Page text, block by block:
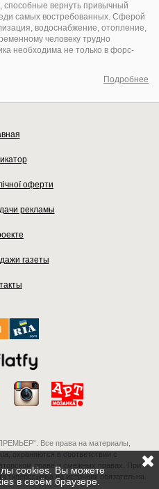
вернуть привычный
самых востребованных. Сферой
водоснабжение, отопление,
человеку трудно
необходима не только в форс-
Подробнее
оферти
рекламы
газеты
Все права на материалы,
охраняются в соответствии с
праве и смежных правах. При
гиперссылка на источник обязательна.
cookies. Вы можете
в своём браузере.